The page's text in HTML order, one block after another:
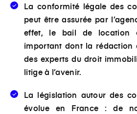
Laconformité légale des
peut être assurée par
effet, le bail de location
important dont la rédaction
des experts du droit
litige à l’avenir.
La législation autour des
évolue en France : de